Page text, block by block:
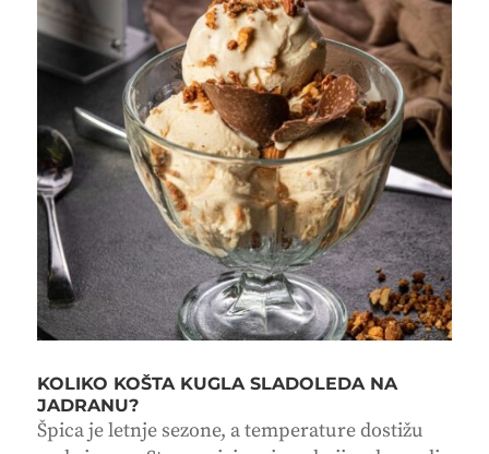
KOLIKO KOŠTA KUGLA SLADOLEDA NA
JADRANU?
Špica je letnje sezone, a temperature dostižu